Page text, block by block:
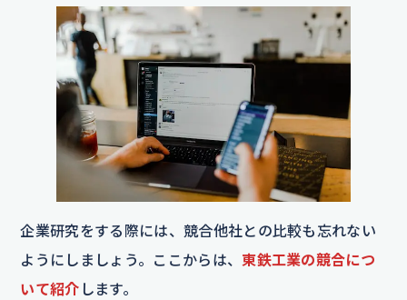
企業研究をする際には、競合他社との比較も忘れない
ようにしましょう。ここからは、 東鉄工業の競合につ
いて紹介 します。